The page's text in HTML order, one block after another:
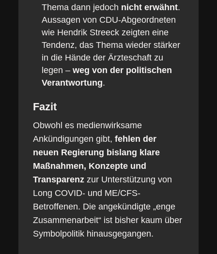
Thema dann jedoch nicht erwähnt.
Aussagen von CDU-Abgeordneten
wie Hendrik Streeck zeigten eine
Tendenz, das Thema wieder stärker
in die Hände der Ärzteschaft zu
legen – weg von der politischen
Verantwortung.
Fazit
Obwohl es medienwirksame
Ankündigungen gibt, fehlen der
neuen Regierung bislang klare
Maßnahmen, Konzepte und
Transparenzzur Unterstützung von
Long COVID- und ME/CFS-
Betroffenen. Die angekündigte „enge
Zusammenarbeit“ ist bisher kaum über
Symbolpolitik hinausgegangen.